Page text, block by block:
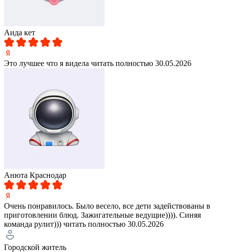
Аида кет
Это лучшее что я видела читать полностью 30.05.2026
Aнюта Краснодар
Очень понравилось. Было весело, все дети задействованы в
приготовлении блюд. Зажигательные ведущие)))). Синяя
команда рулит))) читать полностью 30.05.2026
Городской житель